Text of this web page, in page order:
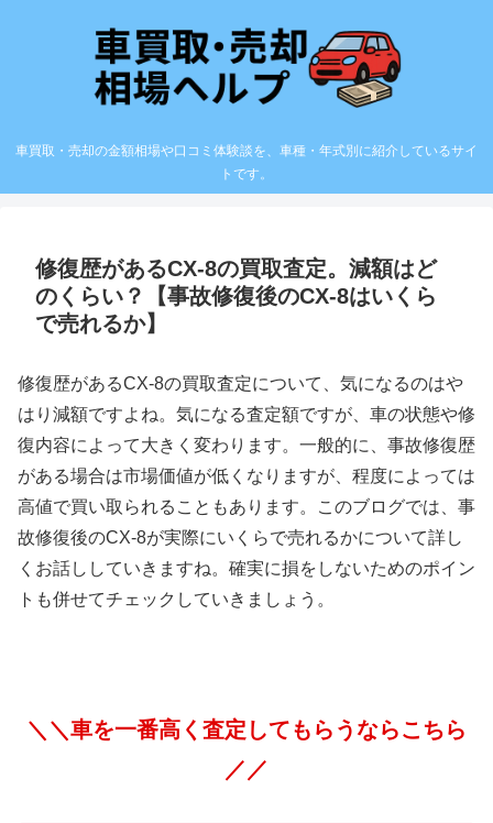
車買取・売却の金額相場や口コミ体験談を、車種・年式別に紹介しているサイ
トです。
修復歴があるCX-8の買取査定。減額はど
のくらい？【事故修復後のCX-8はいくら
で売れるか】
修復歴があるCX-8の買取査定について、気になるのはや
はり減額ですよね。気になる査定額ですが、車の状態や修
復内容によって大きく変わります。一般的に、事故修復歴
がある場合は市場価値が低くなりますが、程度によっては
高値で買い取られることもあります。このブログでは、事
故修復後のCX-8が実際にいくらで売れるかについて詳し
くお話ししていきますね。確実に損をしないためのポイン
トも併せてチェックしていきましょう。
＼＼車を一番高く査定してもらうならこちら
／／